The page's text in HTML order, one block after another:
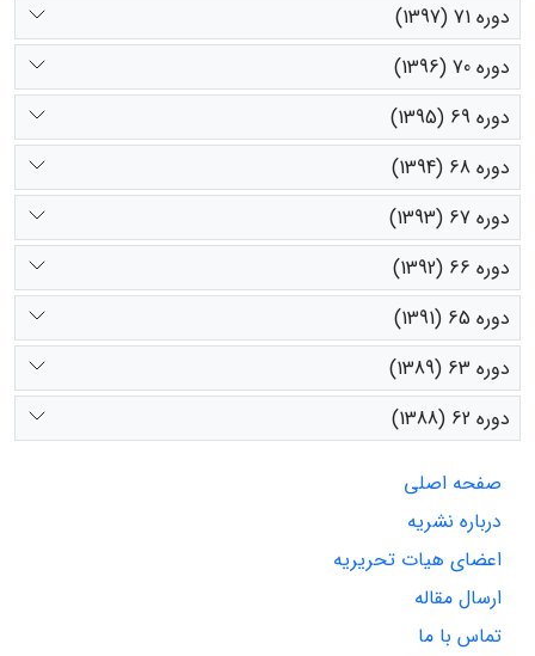
دوره 71 (1397)
دوره 70 (1396)
دوره 69 (1395)
دوره 68 (1394)
دوره 67 (1393)
دوره 66 (1392)
دوره 65 (1391)
دوره 63 (1389)
دوره 62 (1388)
صفحه اصلی
درباره نشریه
اعضای هیات تحریریه
ارسال مقاله
تماس با ما